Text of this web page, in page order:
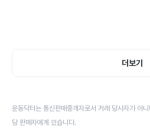
더보기
운동닥터는 통신판매중개자로서 거래 당사자가 아
당 판매자에게 있습니다.